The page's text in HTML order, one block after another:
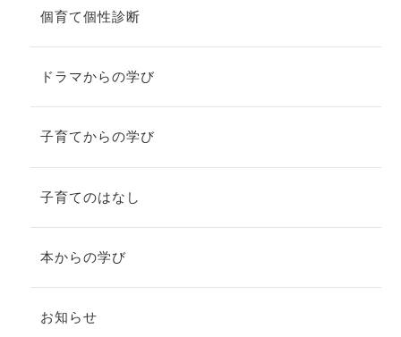
個育て個性診断
ドラマからの学び
子育てからの学び
子育てのはなし
本からの学び
お知らせ